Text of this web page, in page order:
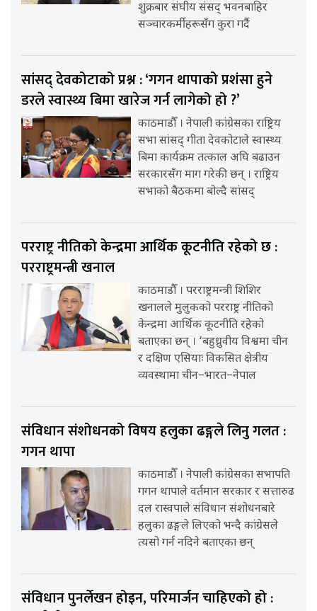
शुक्रबार संघीय संसद् भवनबाहिर
सञ्चारकर्मीहरूसँग कुरा गर्दै
सांसद् देवकोटाको प्रश्न : ‘गगन थापाको प्रशंसा हुने
डरले स्वास्थ्य बिमा खारेज गर्न लागेको हो ?’
काठमाडौँ । नेपाली कांग्रेसका राष्ट्रिय
सभा सांसद् गीता देवकोटाले स्वास्थ्य
बिमा कार्यक्रम तत्काल अघि बढाउन
सरकारसँग माग गरेकी छन् । राष्ट्रिय
सभाको बैठकमा बोल्दै सांसद्
परराष्ट्र नीतिको केन्द्रमा आर्थिक कूटनीति रहेको छ :
परराष्ट्रमन्त्री खनाल
काठमाडौँ । परराष्ट्रमन्त्री शिशिर
खनालले मुलुकको परराष्ट्र नीतिको
केन्द्रमा आर्थिक कूटनीति रहेको
बताएका छन् । ‘बहुध्रुवीय विश्वमा चीन
र दक्षिण एसियाः विकसित क्षेत्रीय
व्यवस्थामा चीन–भारत–नेपाल
संविधान संशोधनको विषय हलुका ढङ्गले लिनु गलत :
गगन थापा
काठमाडौँ । नेपाली कांग्रेसका सभापति
गगन थापाले वर्तमान सरकार र सत्तारुढ
दल रास्वपाले संविधान संशोधनबारे
हलुका ढङ्गले लिएको भन्दै कांग्रेसले
त्यसो गर्न नदिने बताएका छन्
संविधान पुनर्लेखन होइन, परिमार्जन चाहिएको हो :